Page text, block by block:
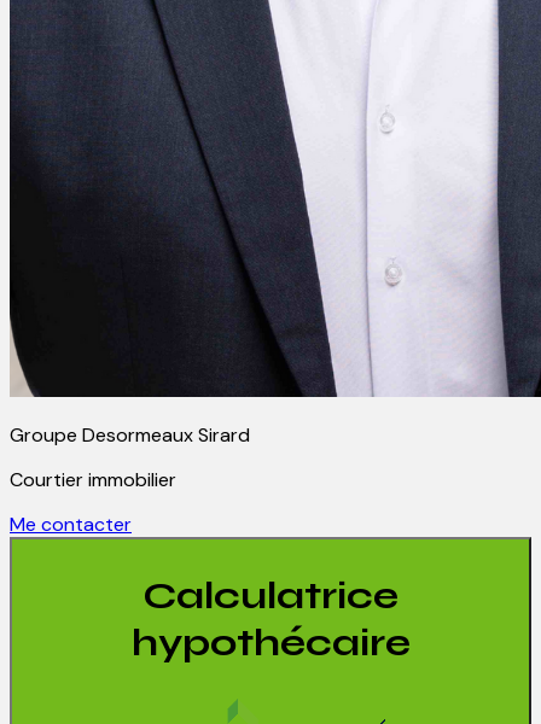
Groupe Desormeaux Sirard
Courtier immobilier
Me contacter
Calculatrice
hypothécaire